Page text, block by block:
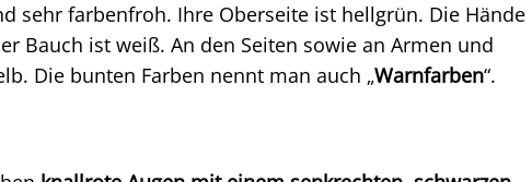
sehr farbenfroh. Ihre Oberseite ist hellgrün. Die Hände
Bauch ist weiß. An den Seiten sowie an Armen und
Die bunten Farben nennt man auch „Warnfarben“.